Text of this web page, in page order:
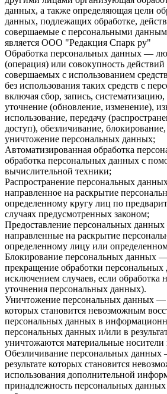
данных, а также определяющая цели
данных, подлежащих обработке,
совершаемые с персональными
является ООО "Редакция Спарк ру"
Обработка персональных данных —
(операция) или совокупность
совершаемых с использованием
без использования таких средств с
включая сбор, запись,
уточнение (обновление, изменение),
использование, передачу
доступ), обезличивание,
уничтожение персональных данных;
Автоматизированная обработка
обработка персональных данных с
вычислительной техники;
Распространение персональных
направленное на раскрытие
определенному кругу лиц по
случаях предусмотренных законом;
Предоставление персональных
направленные на раскрытие
определенному лицу или
Блокирование персональных данных
прекращение обработки персональных
исключением случаев, если обработка
уточнения персональных данных).
Уничтожение персональных данных —
которых становится невозможным
персональных данных в
персональных данных и/или в
уничтожаются материальные
Обезличивание персональных данных
результате которых становится
использования дополнительной
принадлежность персональных